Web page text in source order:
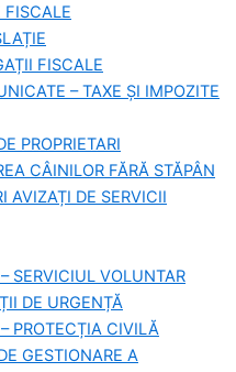
FISCALE
FISCALE
– TAXE ȘI IMPOZITE
PROPRIETARI
CÂINILOR FĂRĂ STĂPÂN
AVIZAȚI DE SERVICII
SERVICIUL VOLUNTAR
DE URGENȚĂ
PROTECȚIA CIVILĂ
GESTIONARE A